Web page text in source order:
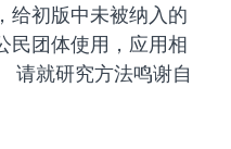
给初版中未被纳入的
民团体使用，应用相
请就研究方法鸣谢自